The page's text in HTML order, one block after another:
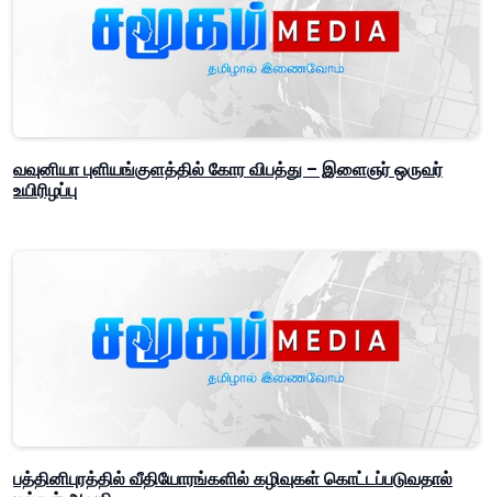
வவுனியா புளியங்குளத்தில் கோர விபத்து – இளைஞர் ஒருவர்
உயிரிழப்பு
பத்தினிபுரத்தில் வீதியோரங்களில் கழிவுகள் கொட்டப்படுவதால்